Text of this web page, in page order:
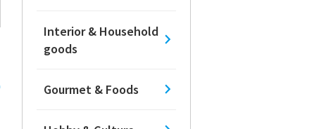
Interior & Household
goods
Gourmet & Foods